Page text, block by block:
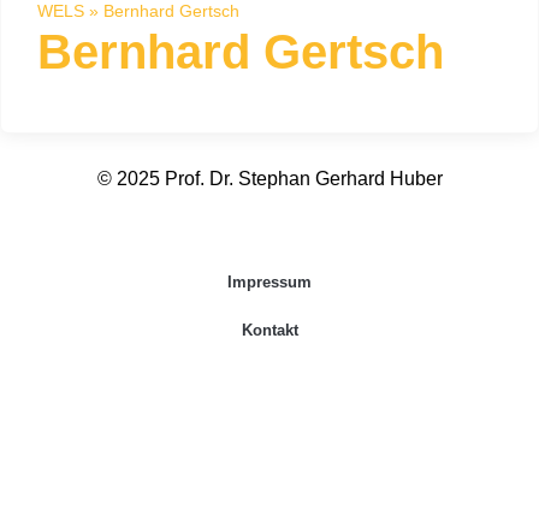
WELS » Bernhard Gertsch
Bernhard Gertsch
© 2025 Prof. Dr. Stephan Gerhard Huber
Impressum
Kontakt